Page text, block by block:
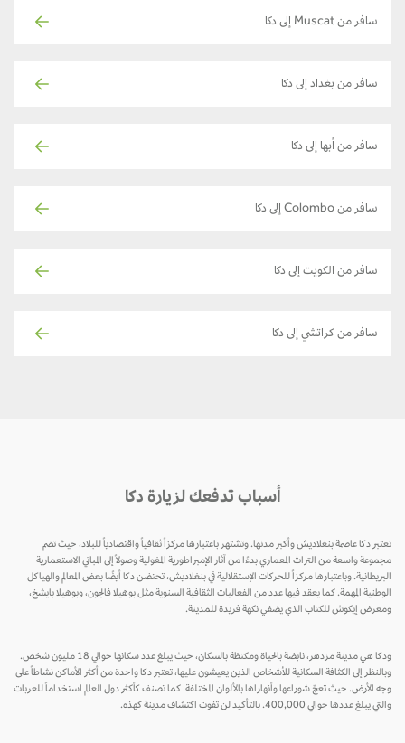
سافر من Muscat إلى دكا
سافر من بغداد إلى دكا
سافر من أبها إلى دكا
سافر من Colombo إلى دكا
سافر من الكويت إلى دكا
سافر من كراتشي إلى دكا
أسباب تدفعك لزيارة دكا
تعتبر دكا عاصمة بنغلاديش وأكبر مدنها. وتشتهر باعتبارها مركزاً ثقافياً واقتصادياً للبلاد، حيث تضم
مجموعة واسعة من التراث المعماري بدءًا من آثار الإمبراطورية المغولية وصولاً إلى المباني الاستعمارية
البريطانية. وباعتبارها مركزاً للحركات الإستقلالية في بنغلاديش، تحتضن دكا أيضًا بعض المعالم والهياكل
الوطنية المهمة. كما يعقد فيها عدد من الفعاليات الثقافية السنوية مثل بوهيلا فالجون، وبوهيلا بايشخ،
ومعرض إيكوش للكتاب الذي يضفي نكهة فريدة للمدينة.
ودكا هي مدينة مزدهر، نابضة بالحياة ومكتظة بالسكان، حيث يبلغ عدد سكانها حوالي 18 مليون شخص.
وبالنظر إلى الكثافة السكانية للأشخاص الذين يعيشون عليها، تعتبر دكا واحدة من أكثر الأماكن نشاطاً على
وجه الأرض. حيث تعجّ شوراعها وأنهاراها بالألوان المختلفة. كما تصنف كأكثر دول العالم استخداماً للعربات
والتي يبلغ عددها حوالي 400,000. بالتأكيد لن تفوت اكتشاف مدينة كهذه.